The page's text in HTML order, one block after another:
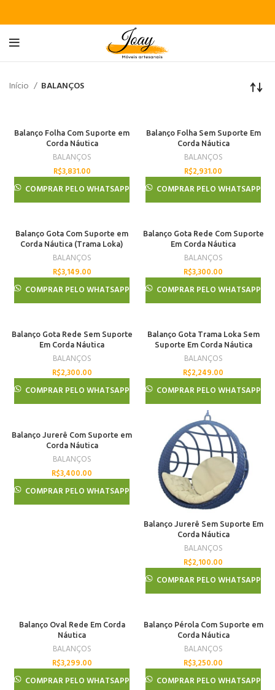
Início BALANÇOS
Balanço Folha Com Suporte em
Corda Náutica
BALANÇOS
R$3,831.00
COMPRAR PELO WHATSAPP
Balanço Folha Sem Suporte Em
Corda Náutica
BALANÇOS
R$2,931.00
COMPRAR PELO WHATSAPP
Balanço Gota Com Suporte em
Corda Náutica (Trama Loka)
BALANÇOS
R$3,149.00
COMPRAR PELO WHATSAPP
Balanço Gota Rede Com Suporte
Em Corda Náutica
BALANÇOS
R$3,300.00
COMPRAR PELO WHATSAPP
Balanço Gota Rede Sem Suporte
Em Corda Náutica
BALANÇOS
R$2,300.00
COMPRAR PELO WHATSAPP
Balanço Gota Trama Loka Sem
Suporte Em Corda Náutica
BALANÇOS
R$2,249.00
COMPRAR PELO WHATSAPP
Balanço Jurerê Com Suporte em
Corda Náutica
BALANÇOS
R$3,400.00
COMPRAR PELO WHATSAPP
Balanço Jurerê Sem Suporte Em
Corda Náutica
BALANÇOS
R$2,100.00
COMPRAR PELO WHATSAPP
Balanço Oval Rede Em Corda
Náutica
BALANÇOS
R$3,299.00
COMPRAR PELO WHATSAPP
Balanço Pérola Com Suporte em
Corda Náutica
BALANÇOS
R$3,250.00
COMPRAR PELO WHATSAPP